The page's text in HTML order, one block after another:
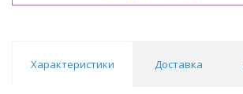
Характеристики Доставка